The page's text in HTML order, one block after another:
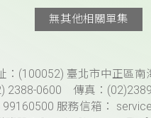
無其他相關單集
：(100052) 臺北市中正區南
2388-0600 傳真：
99160500 服務信箱：